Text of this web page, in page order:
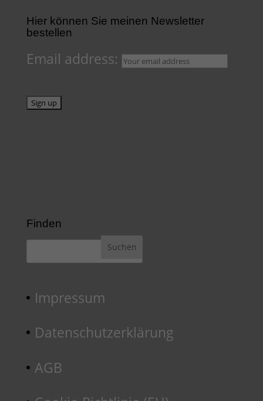
Hier können Sie meinen Newsletter
bestellen
Email address:
Finden
Impressum
Datenschutzerklärung
AGB